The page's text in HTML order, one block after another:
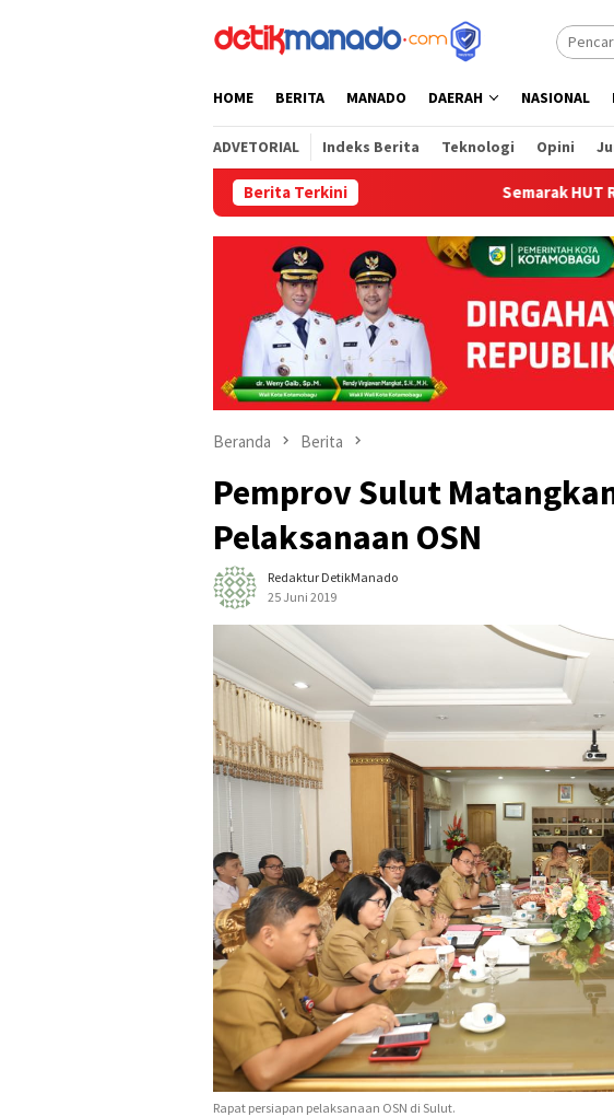
HOME BERITA MANADO DAERAH NASIONAL
ADVETORIAL Indeks Berita Teknologi Opini
Berita Terkini Semarak HUT RI dan HUT
Beranda Berita
Pemprov Sulut
Pelaksanaan OSN
Redaktur DetikManado
25 Juni 2019
Rapat persiapan pelaksanaan OSN di Sulut.